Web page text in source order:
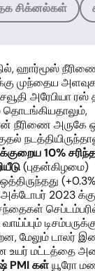
சிக்னல்கள்
ஹார்மூஸ்
முந்தைய
அரேபியா ரஸ்
நீரிணை அருகே
10%
(புதன்கிழமை)
அக்டோபர் 2023
மேலும் டாலர்
உயர் மட்டத்தை
PMI கள்யூரோ